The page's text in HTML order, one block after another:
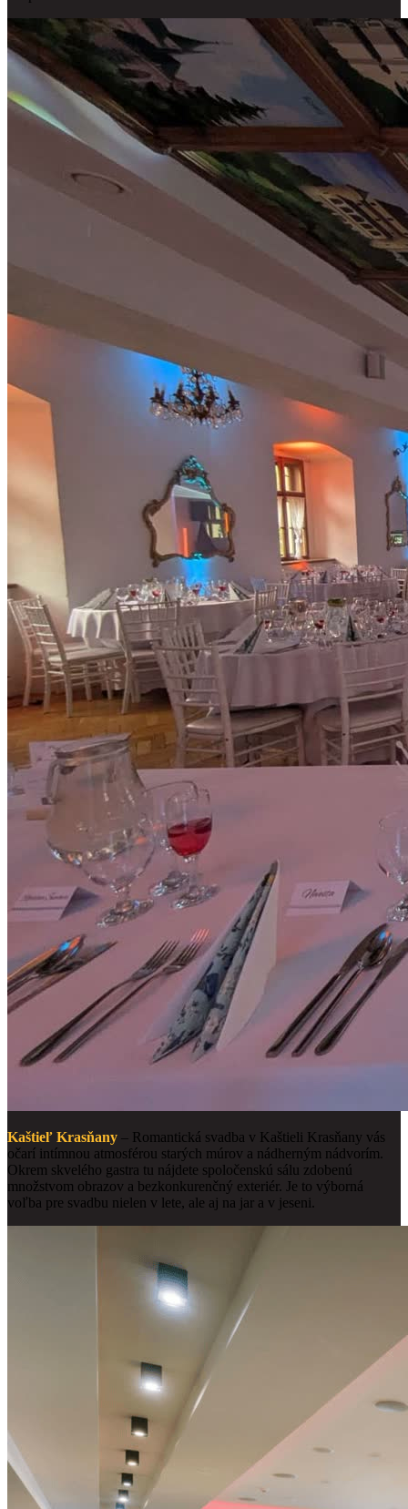
Kaštieľ Krasňany – Romantická svadba v Kaštieli Krasňany vás
očarí intímnou atmosférou starých múrov a nádherným nádvorím.
Okrem skvelého gastra tu nájdete spoločenskú sálu zdobenú
množstvom obrazov a bezkonkurenčný exteriér. Je to výborná
voľba pre svadbu nielen v lete, ale aj na jar a v jeseni.